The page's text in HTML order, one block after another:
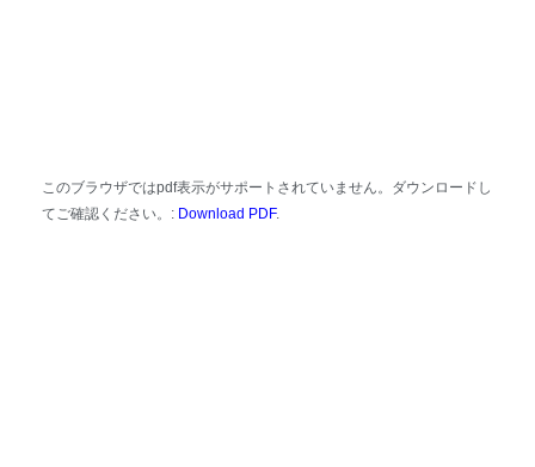
このブラウザではpdf表示がサポートされていません。ダウンロードし
てご確認ください。: Download PDF.